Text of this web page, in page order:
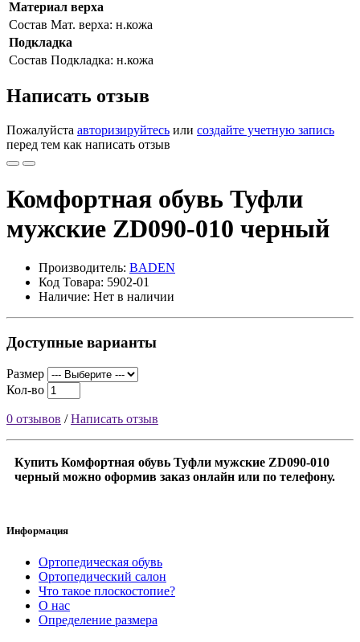
Материал верха
Состав Мат. верха: н.кожа
Подкладка
Состав Подкладка: н.кожа
Написать отзыв
Пожалуйста авторизируйтесь или создайте учетную запись
перед тем как написать отзыв
Комфортная обувь Туфли
мужские ZD090-010 черный
Производитель: BADEN
Код Товара: 5902-01
Наличие: Нет в наличии
Доступные варианты
Размер
Кол-во
0 отзывов /Написать отзыв
Купить Комфортная обувь Туфли мужские ZD090-010
черный можно оформив заказ онлайн или по телефону.
Информация
Ортопедическая обувь
Ортопедический салон
Что такое плоскостопие?
О нас
Определение размера